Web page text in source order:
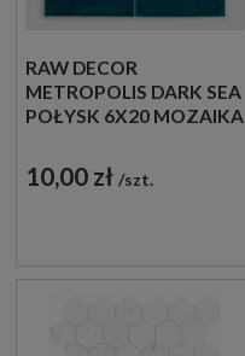
RAW DECOR
METROPOLIS DARK SEA
POŁYSK 6X20 MOZAIKA
DEKORACYJNA
10,00 zł szt.